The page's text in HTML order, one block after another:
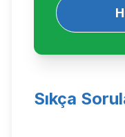
Sıkça